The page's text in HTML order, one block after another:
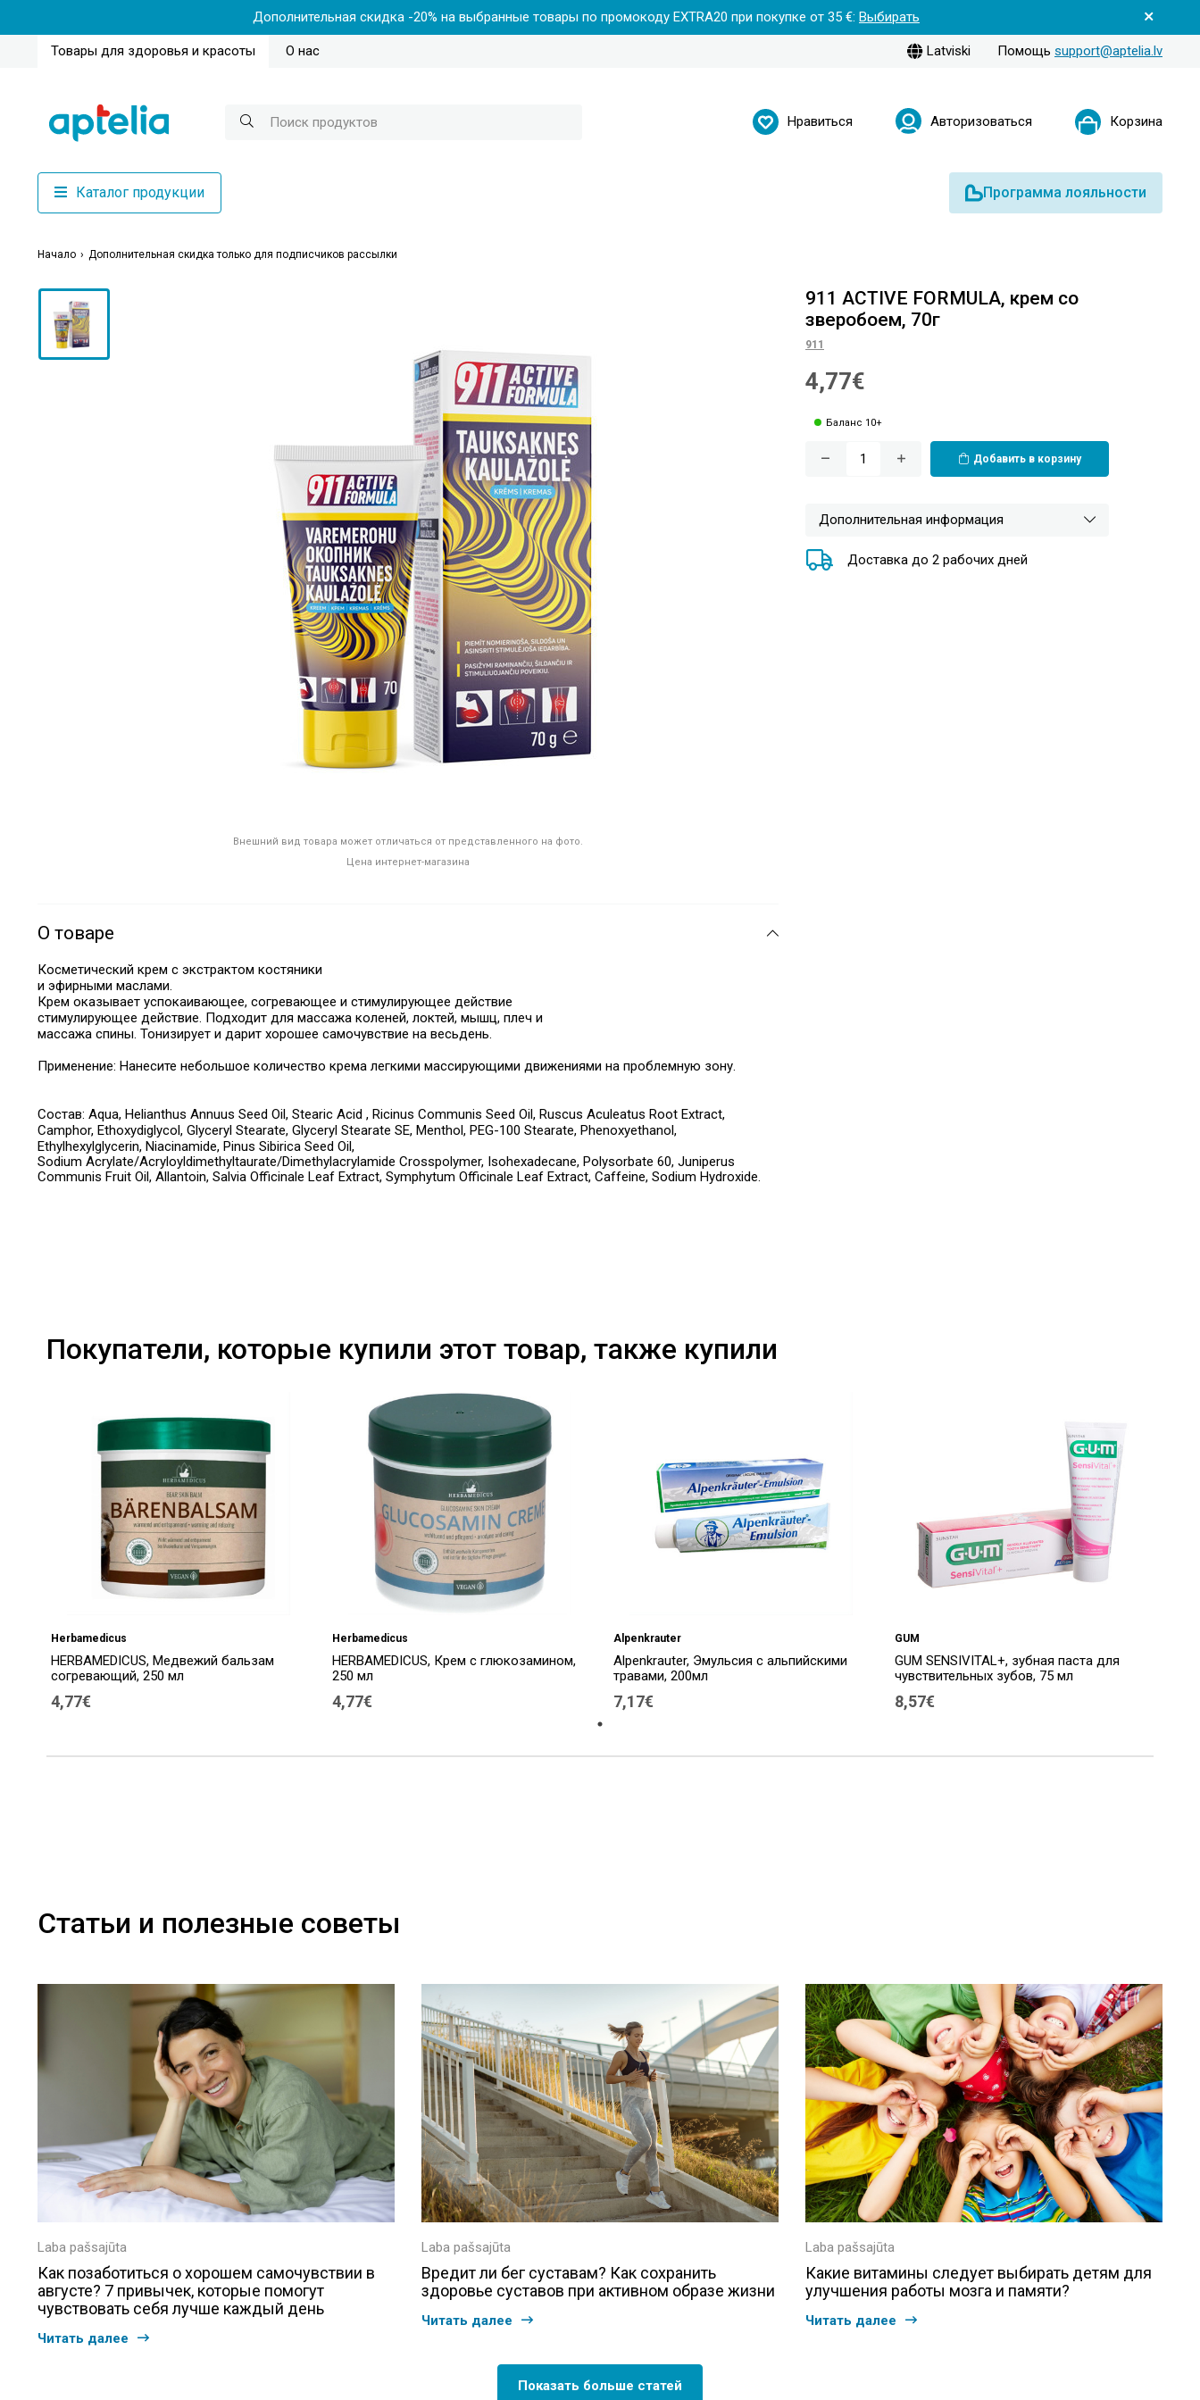
Дополнительная скидка -20% на выбранные товары по промокоду EXTRA20 при покупке от 35 €: Выбирать
Товары для здоровья и красоты О нас Latviski Помощь support@aptelia.lv
Нравиться Авторизоваться Корзина
Каталог продукции Программа лояльности
Начало Дополнительная скидка только для подписчиков рассылки
Внешний вид товара может отличаться от представленного на фото.
Цена интернет-магазина
О товаре
Косметический крем с экстрактом костяники
и эфирными маслами.
Крем оказывает успокаивающее, согревающее и стимулирующее действие
стимулирующее действие. Подходит для массажа коленей, локтей, мышц, плеч и
массажа спины. Тонизирует и дарит хорошее самочувствие на весьдень.
Применение: Нанесите небольшое количество крема легкими массирующими движениями на проблемную зону.
Состав: Aqua, Helianthus Annuus Seed Oil, Stearic Acid , Ricinus Communis Seed Oil, Ruscus Aculeatus Root Extract,
Camphor, Ethoxydiglycol, Glyceryl Stearate, Glyceryl Stearate SE, Menthol, PEG-100 Stearate, Phenoxyethanol,
Ethylhexylglycerin, Niacinamide, Pinus Sibirica Seed Oil,
Sodium Acrylate/Acryloyldimethyltaurate/Dimethylacrylamide Crosspolymer, Isohexadecane, Polysorbate 60, Juniperus
Communis Fruit Oil, Allantoin, Salvia Officinale Leaf Extract, Symphytum Officinale Leaf Extract, Caffeine, Sodium Hydroxide.
911 ACTIVE FORMULA, крем со
зверобоем, 70г
911
4,77€
Баланс 10+
Добавить в корзину
Дополнительная информация
Доставка до 2 рабочих дней
Покупатели, которые купили этот товар, также купили
Herbamedicus
HERBAMEDICUS, Медвежий бальзам
согревающий, 250 мл
4,77€
Herbamedicus
HERBAMEDICUS, Крем с глюкозамином,
250 мл
4,77€
Alpenkrauter
Alpenkrauter, Эмульсия с альпийскими
травами, 200мл
7,17€
GUM
GUM SENSIVITAL+, зубная паста для
чувствительных зубов, 75 мл
8,57€
Статьи и полезные советы
Laba pašsajūta
Как позаботиться о хорошем самочувствии в
августе? 7 привычек, которые помогут
чувствовать себя лучше каждый день
Читать далее
Laba pašsajūta
Вредит ли бег суставам? Как сохранить
здоровье суставов при активном образе жизни
Читать далее
Laba pašsajūta
Какие витамины следует выбирать детям для
улучшения работы мозга и памяти?
Читать далее
Показать больше статей